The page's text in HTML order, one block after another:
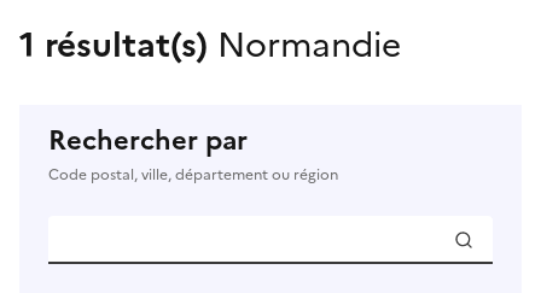
1 résultat(s) Normandie
Rechercher par
Code postal, ville, département ou région